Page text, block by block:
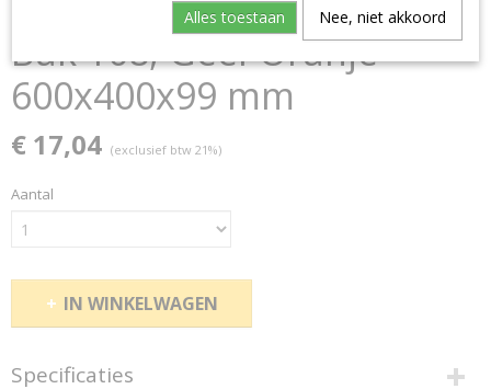
Bak 108, Geel-Oranje
600x400x99 mm
€ 17,04 (exclusief btw 21%)
Aantal
IN WINKELWAGEN
Specificaties
Alles toestaan Nee, niet akkoord